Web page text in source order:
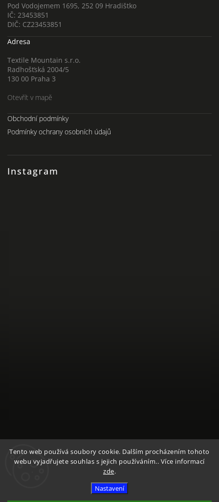
Tento web používá soubory cookie. Dalším procházením tohoto
webu vyjadřujete souhlas s jejich používáním.. Více informací
zde.
Nastavení
Pod Vodojemem 1695, 252 09 Hradištko
IČ: 23453851
DIČ: CZ23453851
Adresa
Textile Mountain s.r.o.
Radhošťská 2004/5
130 00 Praha 3
Otevřít v mapě
Instagram
Sledovat na Instagramu
Obchodní podmínky
Podmínky ochrany osobních údajů
vyhrazena.